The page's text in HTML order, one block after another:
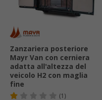
Zanzariera posteriore
Mayr Van con cerniera
adatta all'altezza del
veicolo H2 con maglia
fine
(1)